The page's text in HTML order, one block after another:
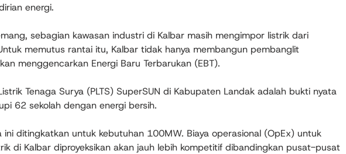
energi.
sebagian kawasan industri di Kalbar masih mengimpor listrik dari
memutus rantai itu, Kalbar tidak hanya membangun pembanglit
menggencarkan Energi Baru Terbarukan (EBT).
Tenaga Surya (PLTS) SuperSUN di Kabupaten Landak adalah bukti nyata
62 sekolah dengan energi bersih.
ini ditingkatkan untuk kebutuhan 100MW. Biaya operasional (OpEx) untuk
di Kalbar diproyeksikan akan jauh lebih kompetitif dibandingkan pusat-pusat